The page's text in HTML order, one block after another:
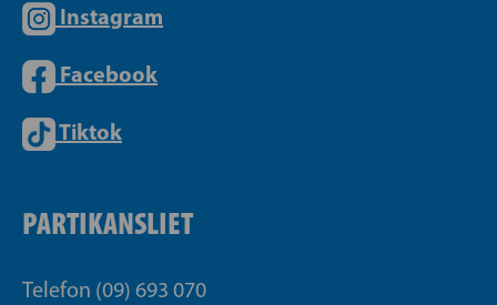
Instagram
Facebook
Tiktok
PARTIKANSLIET
Telefon (09) 693 070